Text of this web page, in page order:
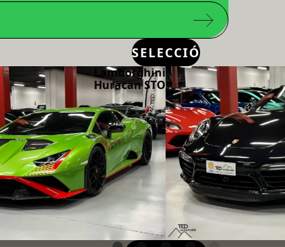
SELECCIÓ
Lamborghini
Huracan STO